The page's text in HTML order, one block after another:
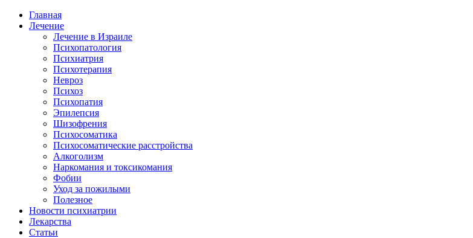
Главная
Лечение
Лечение в Израиле
Психопатология
Психиатрия
Психотерапия
Невроз
Психоз
Психопатия
Эпилепсия
Шизофрения
Психосоматика
Психосоматические расстройства
Алкоголизм
Наркомания и токсикомания
Фобии
Уход за пожилыми
Полезное
Новости психиатрии
Лекарства
Статьи